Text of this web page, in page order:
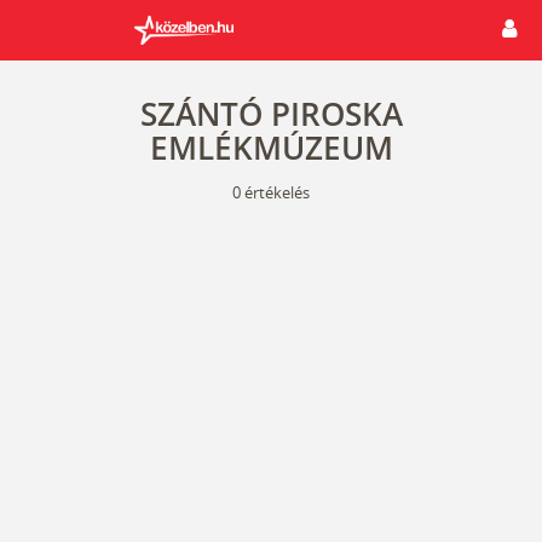
SZÁNTÓ PIROSKA
EMLÉKMÚZEUM
0értékelés